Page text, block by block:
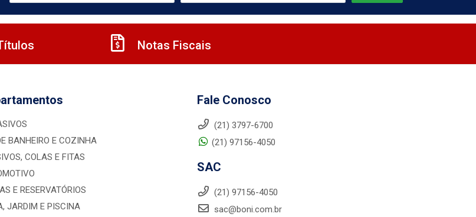
Notas Fiscais
BANHEIRO E COZINHA
COLAS E FITAS
E RESERVATÓRIOS
JARDIM E PISCINA
Fale Conosco
(21) 3797-6700
(21) 97156-4050
SAC
(21) 97156-4050
sac@boni.com.br